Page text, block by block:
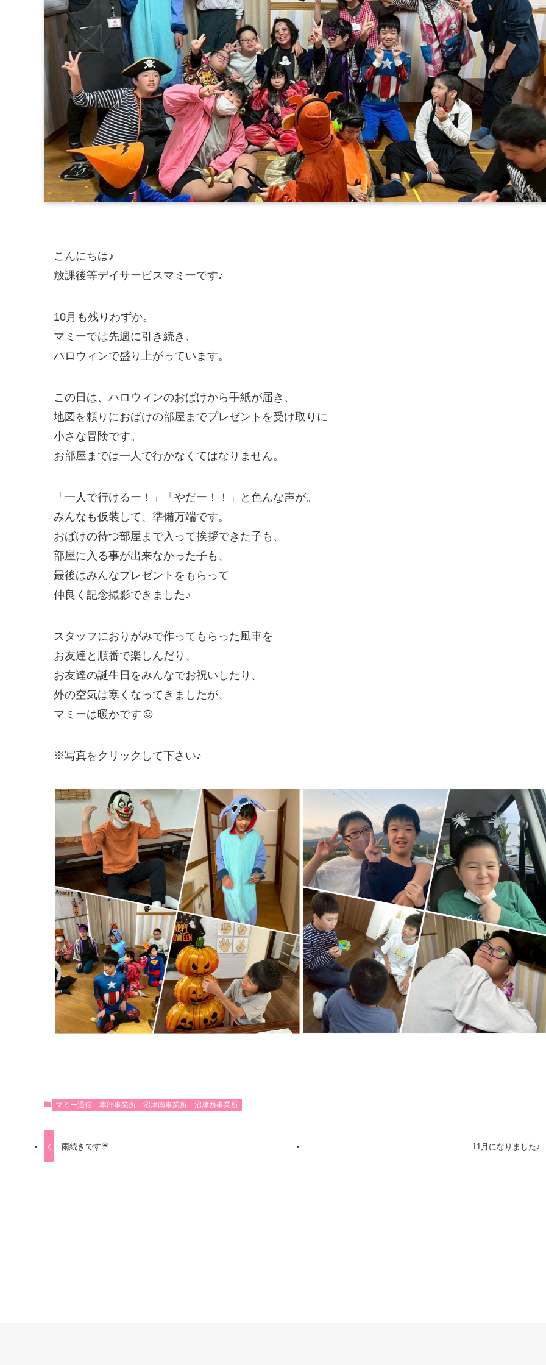
こんにちは♪
放課後等デイサービスマミーです♪
10月も残りわずか。
マミーでは先週に引き続き、
ハロウィンで盛り上がっています。
この日は、ハロウィンのおばけから手紙が届き、
地図を頼りにおばけの部屋までプレゼントを受け取りに
小さな冒険です。
お部屋までは一人で行かなくてはなりません。
「一人で行けるー！」「やだー！！」と色んな声が。
みんなも仮装して、準備万端です。
おばけの待つ部屋まで入って挨拶できた子も、
部屋に入る事が出来なかった子も、
最後はみんなプレゼントをもらって
仲良く記念撮影できました♪
スタッフにおりがみで作ってもらった風車を
お友達と順番で楽しんだり、
お友達の誕生日をみんなでお祝いしたり、
外の空気は寒くなってきましたが、
マミーは暖かです
※写真をクリックして下さい♪
マミー通信 本部事業所 沼津南事業所 沼津西事業所
雨続きです☔ 11月になりました♪
お問い合わせ
事業所案内
活動ブログ
ご利用の流れ
サービス利用申請
ガイドライン（厚
重要事項説明書
運営規定
自己評価結果
支援プログラム
沼津障害者自立支